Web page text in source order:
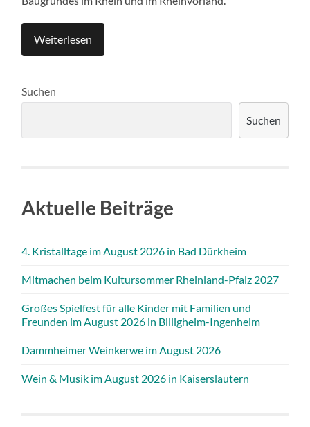
Weiterlesen
Suchen
Suchen
Aktuelle Beiträge
4. Kristalltage im August 2026 in Bad Dürkheim
Mitmachen beim Kultursommer Rheinland-Pfalz 2027
Großes Spielfest für alle Kinder mit Familien und
Freunden im August 2026 in Billigheim-Ingenheim
Dammheimer Weinkerwe im August 2026
Wein & Musik im August 2026 in Kaiserslautern